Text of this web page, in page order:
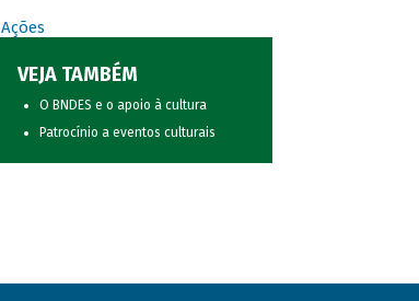
Ações
VEJA TAMBÉM
O BNDES e o apoio à cultura
Patrocínio a eventos culturais